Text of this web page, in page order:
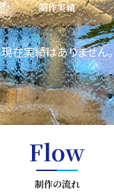
制作実績
現在実績はありません。
Flow
制作の流れ